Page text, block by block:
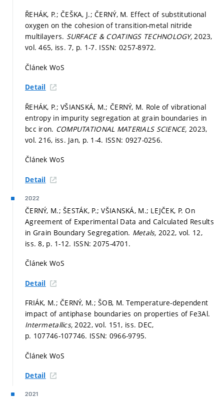
ŘEHÁK, P.; ČEŠKA, J.; ČERNÝ, M. Effect of substitutional
oxygen on the cohesion of transition-metal nitride
multilayers. SURFACE & COATINGS TECHNOLOGY,2023,
vol. 465, iss. 7, p. 1-7. ISSN: 0257-8972.
Článek WoS
Detail
ŘEHÁK, P.; VŠIANSKÁ, M.; ČERNÝ, M. Role of vibrational
entropy in impurity segregation at grain boundaries in
bcc iron. COMPUTATIONAL MATERIALS SCIENCE, 2023,
vol. 216, iss. Jan, p. 1-4. ISSN: 0927-0256.
Článek WoS
Detail
2022
ČERNÝ, M.; ŠESTÁK, P.; VŠIANSKÁ, M.; LEJČEK, P. On
Agreement of Experimental Data and Calculated Results
in Grain Boundary Segregation. Metals, 2022, vol. 12,
iss. 8, p. 1-12. ISSN: 2075-4701.
Článek WoS
Detail
FRIÁK, M.; ČERNÝ, M.; ŠOB, M. Temperature-dependent
impact of antiphase boundaries on properties of Fe3Al.
Intermetallics,2022, vol. 151, iss. DEC,
p. 107746-107746. ISSN: 0966-9795.
Článek WoS
Detail
2021